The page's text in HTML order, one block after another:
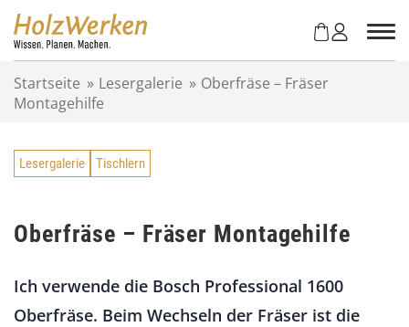
Startseite » Lesergalerie » Oberfräse – Fräser
Montagehilfe
Lesergalerie Tischlern
Oberfräse – Fräser Montagehilfe
Ich verwende die Bosch Professional 1600
Oberfräse. Beim Wechseln der Fräser ist die